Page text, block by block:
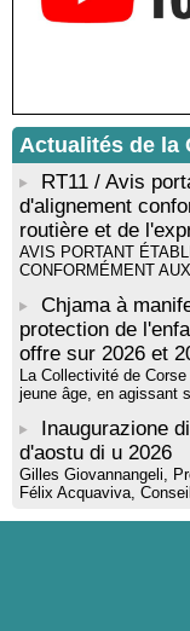
livre « La ballade du
Mise en musique
musicienne
Tallà
! Événement
par Alexandre
Tallà
Actualités de la
RT11 / Avis
d'alignement
routière et de
AVIS PORTANT
CONFORMÉMENT
Chjama à
protection de
offre sur 2026 et
La Collectivité de
jeune âge, en agissant
Inaugurazione
d'aostu di u 2026
Gilles Giovannangeli,
Félix Acquaviva,